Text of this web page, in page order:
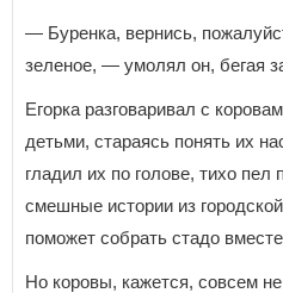
— Буренка, вернись,
зеленое, — умолял он, бегая
Егорка разговаривал с
детьми, стараясь понять их
гладил их по голове, тихо пел
смешные истории из
поможет собрать стадо
Но коровы, кажется, совсем